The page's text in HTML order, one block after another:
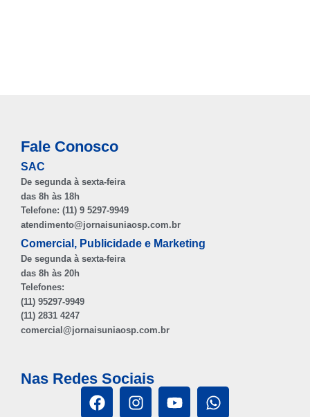
Fale Conosco
SAC
De segunda à sexta-feira
das 8h às 18h
Telefone: (11) 9 5297-9949
atendimento@jornaisuniaosp.com.br
Comercial, Publicidade e Marketing
De segunda à sexta-feira
das 8h às 20h
Telefones:
(11) 95297-9949
(11) 2831 4247
comercial@jornaisuniaosp.com.br
Nas Redes Sociais